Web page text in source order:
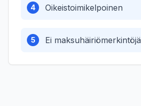
4 Oikeistoimikelpoinen
5 Ei maksuhäiriömerkintöjä